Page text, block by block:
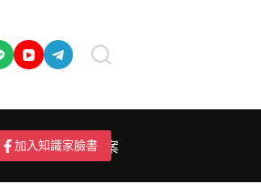
成為作者/投稿/提案
加入知識家臉書